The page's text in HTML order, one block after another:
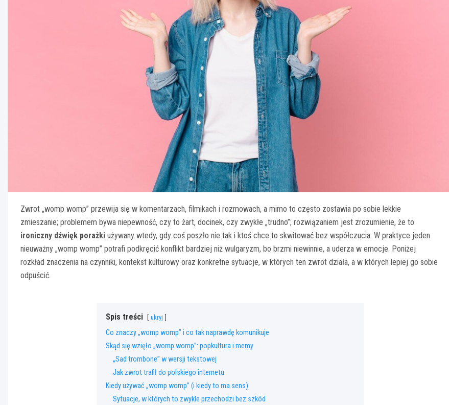
Zwrot „womp womp” przewija się w komentarzach, filmikach i rozmowach, a mimo to często zostawia po sobie lekkie
zmieszanie; problemem bywa niepewność, czy to żart, docinek, czy zwykłe „trudno”; rozwiązaniem jest zrozumienie, że to
ironiczny dźwięk porażki używany wtedy, gdy coś poszło nie tak i ktoś chce to skwitować bez współczucia. W praktyce jeden
nieuważny „womp womp” potrafi podkręcić konflikt bardziej niż wulgaryzm, bo brzmi niewinnie, a uderza w emocje. Poniżej
rozkład znaczenia na czynniki, kontekst kulturowy oraz konkretne sytuacje, w których ten zwrot działa, a w których lepiej go sobie
odpuścić.
Spis treści ukryj
Co znaczy „womp womp” i co tak naprawdę komunikuje
Skąd się wzięło „womp womp”: popkultura i memy
„Sad trombone” w wersji tekstowej
Jak zwrot trafił do polskiego internetu
Kiedy używać „womp womp” (i kiedy to ma sens)
Sytuacje, w których to zwykle przechodzi bez szkód